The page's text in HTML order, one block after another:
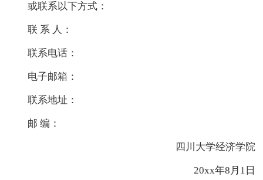
或联系以下方式：
联 系 人：
联系电话：
电子邮箱：
联系地址：
邮 编：
四川大学经济学院
20xx年8月1日